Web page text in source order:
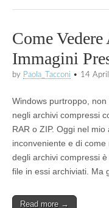
Come
Immagini
by Paola_Tacconi • 14
Windows purtroppo,
negli archivi compressi
RAR o ZIP. Oggi nel
inconveniente e di
degli archivi compressi
file in essi archiviati. Ma
Read more →